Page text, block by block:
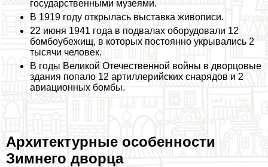
государственными музеями.
В 1919 году открылась выставка живописи.
22 июня 1941 года в подвалах оборудовали 12
бомбоубежищ, в которых постоянно укрывались 2
тысячи человек.
В годы Великой Отечественной войны в дворцовые
здания попало 12 артиллерийских снарядов и 2
авиационных бомбы.
Архитектурные особенности
Зимнего дворца